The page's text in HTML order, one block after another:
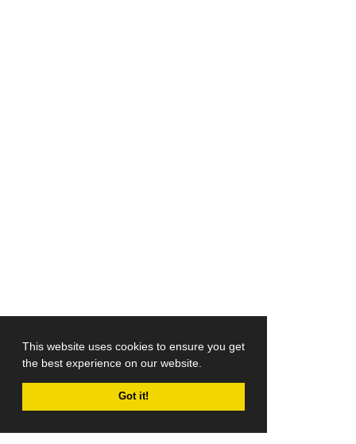
This website uses cookies to ensure you get
the best experience on our website.
Got it!